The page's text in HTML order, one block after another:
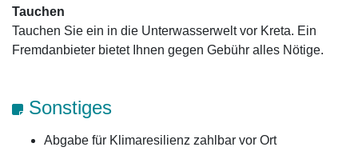
Tauchen
Tauchen Sie ein in die Unterwasserwelt vor Kreta. Ein
Fremdanbieter bietet Ihnen gegen Gebühr alles Nötige.
Sonstiges
Abgabe für Klimaresilienz zahlbar vor Ort